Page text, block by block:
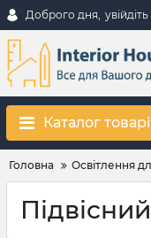
Доброго дня,
Каталог
Головна Освітлення